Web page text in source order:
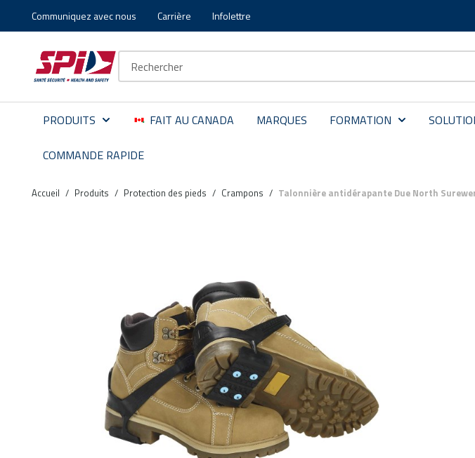
Aller au contenu principal
Skip to menu
Skip to footer
Communiquez avec nous Carrière Infolettre
PRODUITS FAIT AU CANADA MARQUES FORMATION
COMMANDE RAPIDE
Accueil / Produits / Protection des pieds / Crampons / Talonnière antidérapante Due North